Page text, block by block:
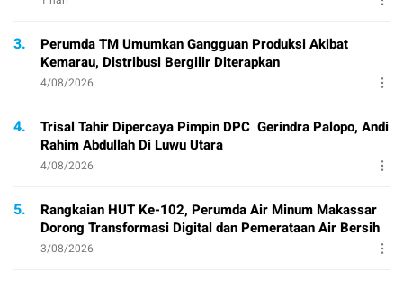
3.
Perumda TM Umumkan Gangguan Produksi Akibat
Kemarau, Distribusi Bergilir Diterapkan
4/08/2026
4.
Trisal Tahir Dipercaya Pimpin DPC Gerindra Palopo, Andi
Rahim Abdullah Di Luwu Utara
4/08/2026
5.
Rangkaian HUT Ke-102, Perumda Air Minum Makassar
Dorong Transformasi Digital dan Pemerataan Air Bersih
3/08/2026